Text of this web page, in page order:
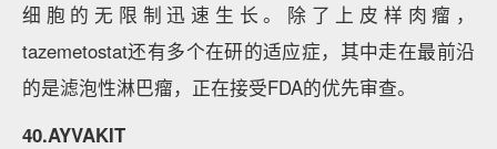
细胞的无限制迅速生长。除了上皮样肉瘤，
tazemetostat还有多个在研的适应症，其中走在最前沿
的是滤泡性淋巴瘤，正在接受FDA的优先审查。
40.AYVAKIT